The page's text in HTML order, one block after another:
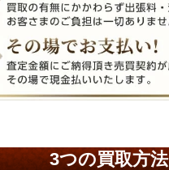
3つの買取方法